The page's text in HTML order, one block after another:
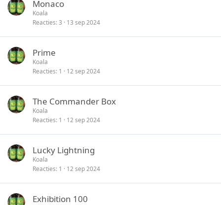
Monaco
Koala
Reacties 3 13 sep 2024
Prime
Koala
Reacties 1 12 sep 2024
The Commander Box
Koala
Reacties 1 12 sep 2024
Lucky Lightning
Koala
Reacties 1 12 sep 2024
Exhibition 100